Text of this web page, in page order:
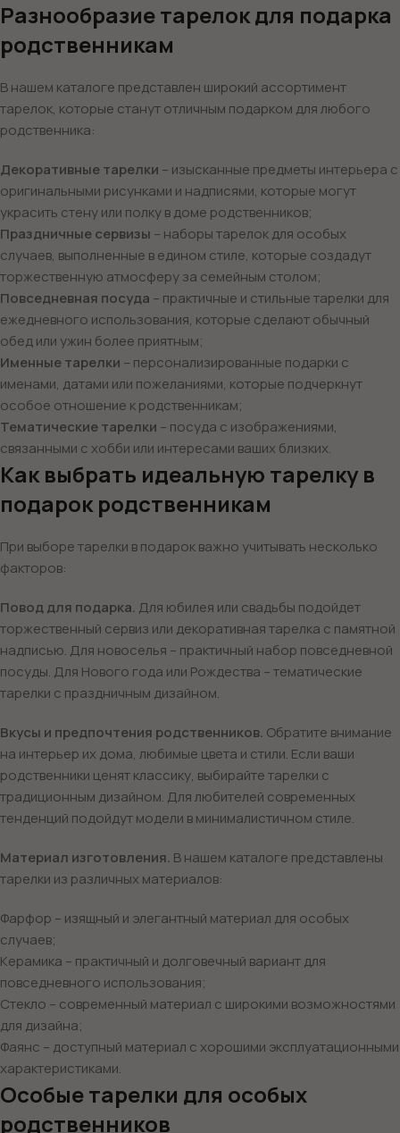
Разнообразие тарелок для подарка
родственникам
В нашем каталоге представлен широкий ассортимент
тарелок, которые станут отличным подарком для любого
родственника:
Декоративные тарелки – изысканные предметы интерьера с
оригинальными рисунками и надписями, которые могут
украсить стену или полку в доме родственников;
Праздничные сервизы – наборы тарелок для особых
случаев, выполненные в едином стиле, которые создадут
торжественную атмосферу за семейным столом;
Повседневная посуда – практичные и стильные тарелки для
ежедневного использования, которые сделают обычный
обед или ужин более приятным;
Именные тарелки – персонализированные подарки с
именами, датами или пожеланиями, которые подчеркнут
особое отношение к родственникам;
Тематические тарелки – посуда с изображениями,
связанными с хобби или интересами ваших близких.
Как выбрать идеальную тарелку в
подарок родственникам
При выборе тарелки в подарок важно учитывать несколько
факторов:
Повод для подарка. Для юбилея или свадьбы подойдет
торжественный сервиз или декоративная тарелка с памятной
надписью. Для новоселья – практичный набор повседневной
посуды. Для Нового года или Рождества – тематические
тарелки с праздничным дизайном.
Вкусы и предпочтения родственников. Обратите внимание
на интерьер их дома, любимые цвета и стили. Если ваши
родственники ценят классику, выбирайте тарелки с
традиционным дизайном. Для любителей современных
тенденций подойдут модели в минималистичном стиле.
Материал изготовления. В нашем каталоге представлены
тарелки из различных материалов:
Фарфор – изящный и элегантный материал для особых
случаев;
Керамика – практичный и долговечный вариант для
повседневного использования;
Стекло – современный материал с широкими возможностями
для дизайна;
Фаянс – доступный материал с хорошими эксплуатационными
характеристиками.
Особые тарелки для особых
родственников